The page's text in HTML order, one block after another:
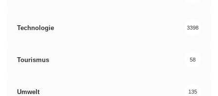
Technologie 3398
Tourismus 58
Umwelt 135